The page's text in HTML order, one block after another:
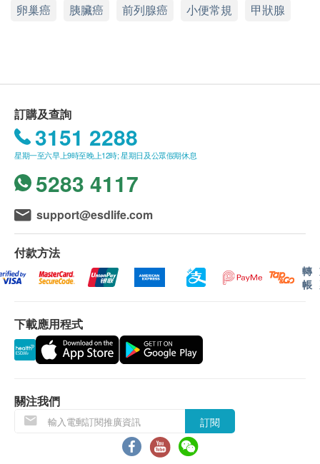
$600 百佳電子禮券
$600 AEON 禮券
丙種谷氨基轉移酵素
鈉
尿素
血肌酸酐
甲狀腺
促甲狀腺激素
血液檢查
紅血球壓積量
紅血球計數
白血球
紅血球平均血紅素
紅血球分佈寬度
紅血球平均體積
白血球分類及絕對計數 (五項)
HK$350.0
乙型肝炎表面抗原
HK$250.0
乙型肝炎表面抗體
HK$260.0
向醫護人員提出，作出特別安排。
疫苗注射（不包括新冠疫苗相關計劃）
一般疫苗注射服務計劃有效期為6個月，客戶必須
於6個月內 (由確認付款日期起計) 接受有關服務，
逾期作廢。
此項交易必須經醫生評估是否適合進行疫苗註射。
如醫生認為不適合註射疫苗，將取消此計劃的服
務，全數費用退回
疫苗註射均由註冊醫生/醫護人員負責註射程序。
如希望使用長者醫療券進行支付，請在訂購前先聯絡
健康網購，以便我們為您做出相應的安排。
所有健康檢查/服務並非作為醫務診斷或治療用
途。當閣下身體健康出現任何疾病徵兆時，應立即
諮詢有認可資格的醫生，作出診斷及治療。
本服務/產品由商戶提供。生活易【健康網購
星期日及公眾假期︰休息
卵巢癌
胰臟癌 前列腺癌 小便常規 甲狀腺
訂購及查詢
3151 2288
星期一至六早上9時至晚上12時; 星期日及公眾假期休息
5283 4117
support@esdlife.com
付款方法
轉
帳
下載應用程式
關注我們
訂閱